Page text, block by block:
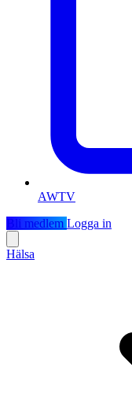
AWTV
Bli medlem Logga in
Hälsa